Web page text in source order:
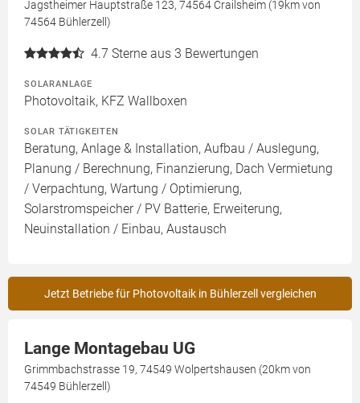
Jagstheimer Hauptstraße 123, 74564 Crailsheim (19km von
74564 Bühlerzell)
4.7 Sterne aus 3 Bewertungen
SOLARANLAGE
Photovoltaik, KFZ Wallboxen
SOLAR TÄTIGKEITEN
Beratung, Anlage & Installation, Aufbau / Auslegung,
Planung / Berechnung, Finanzierung, Dach Vermietung
/ Verpachtung, Wartung / Optimierung,
Solarstromspeicher / PV Batterie, Erweiterung,
Neuinstallation / Einbau, Austausch
Jetzt Betriebe für Photovoltaik in Bühlerzell vergleichen
Lange Montagebau UG
Grimmbachstrasse 19, 74549 Wolpertshausen (20km von
74549 Bühlerzell)